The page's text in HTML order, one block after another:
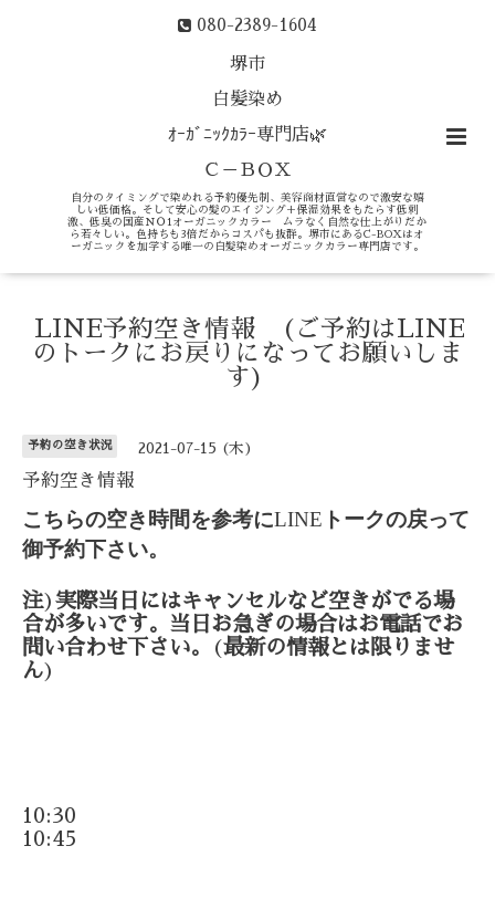
080-2389-1604
堺市
白髪染め
ｵｰｶﾞﾆｯｸｶﾗｰ専門店🌿
Ｃ－ＢＯＸ
自分のタイミングで染めれる予約優先制、美容商材直営なので激安な嬉
しい低価格。そして安心の髪のエイジング＋保湿効果をもたらす低刺
激、低臭の国産ＮＯ1オーガニックカラー ムラなく自然な仕上がりだか
ら若々しい。色持ちも3倍だからコスパも抜群。堺市にあるC-BOXはオ
ーガニックを加学する唯一の白髪染めオーガニックカラー専門店です。
LINE予約空き情報 (ご予約はLINE
のトークにお戻りになってお願いしま
す)
予約の空き状況 2021-07-15 (木)
予約空き情報
こちらの空き時間を参考にLINE トークの戻って
御予約下さい。
注) 実際当日にはキャンセルなど空きがでる場
合が多いです。当日お急ぎの場合はお電話でお
問い合わせ下さい。
(最新の情報とは限りませ
ん)
10:30
10:45